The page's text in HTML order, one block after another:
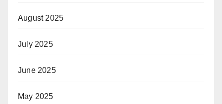
August 2025
July 2025
June 2025
May 2025